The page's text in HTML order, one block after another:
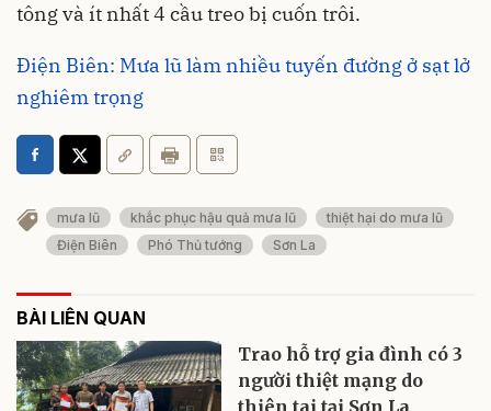
tông và ít nhất 4 cầu treo bị cuốn trôi.
Điện Biên: Mưa lũ làm nhiều tuyến đường ở sạt lở
nghiêm trọng
mưa lũ khắc phục hậu quả mưa lũ
thiệt hại do mưa lũ
Điện Biên
Phó Thủ tướng Sơn La
BÀI LIÊN QUAN
Trao hỗ trợ gia đình có 3
người thiệt mạng do
thiên tai tại Sơn La